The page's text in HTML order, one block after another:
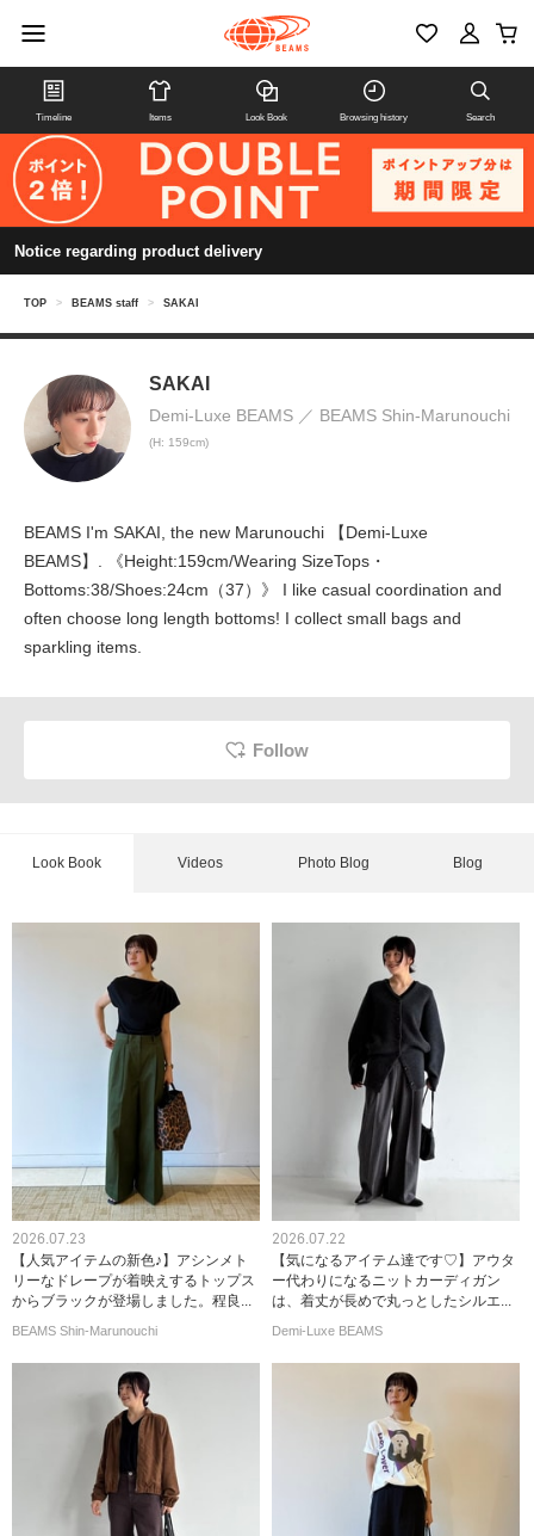
Timeline Items Look Book Browsing history Search
Notice regarding product delivery
TOP > BEAMS staff > SAKAI
SAKAI
Demi-Luxe BEAMS BEAMS Shin-Marunouchi
(H: 159cm)
BEAMS I'm SAKAI, the new Marunouchi 【Demi-Luxe
BEAMS】. 《Height:159cm/Wearing SizeTops・
Bottoms:38/Shoes:24cm（37）》 I like casual coordination and
often choose long length bottoms! I collect small bags and
sparkling items.
Follow
Look Book Videos Photo Blog Blog
2026.07.23
【人気アイテムの新色♪】アシンメト
リーなドレープが着映えするトップス
からブラックが登場しました。程良...
BEAMS Shin-Marunouchi
2026.07.22
【気になるアイテム達です♡】アウタ
ー代わりになるニットカーディガン
は、着丈が長めで丸っとしたシルエ...
Demi-Luxe BEAMS